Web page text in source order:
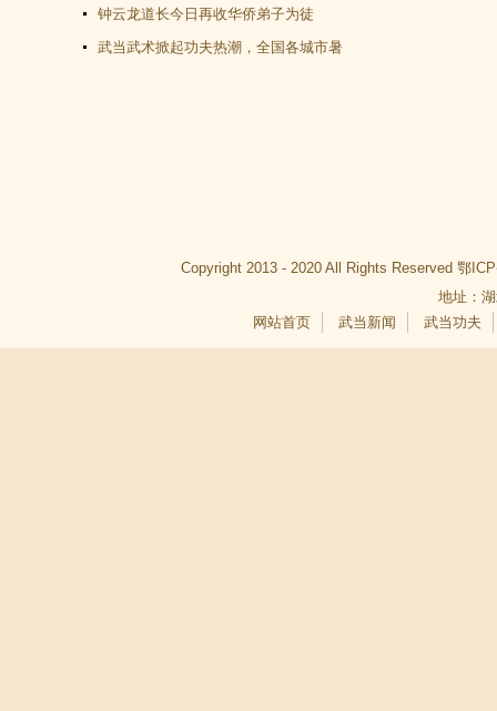
交流大会成功举办
钟云龙道长今日再收华侨弟子为徒
武当武术掀起功夫热潮，全国各城市暑
Copyright 2013 - 2020 All Rights Reserved 鄂
地址：
网站首页
武当新闻 武当功夫